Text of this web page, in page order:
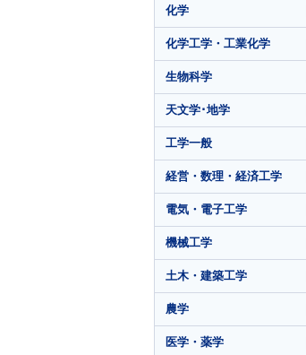
化学
化学工学・工業化学
生物科学
天文学･地学
工学一般
経営・数理・経済工学
電気・電子工学
機械工学
土木・建築工学
農学
医学・薬学